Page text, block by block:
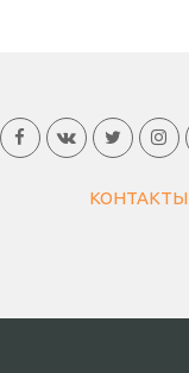
КОНТАКТЫ